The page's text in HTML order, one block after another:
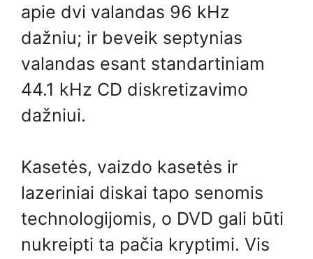
apie dvi valandas 96 kHz
dažniu; ir beveik septynias
valandas esant standartiniam
44.1 kHz CD diskretizavimo
dažniui.
Kasetės, vaizdo kasetės ir
lazeriniai diskai tapo senomis
technologijomis, o DVD gali būti
nukreipti ta pačia kryptimi. Vis